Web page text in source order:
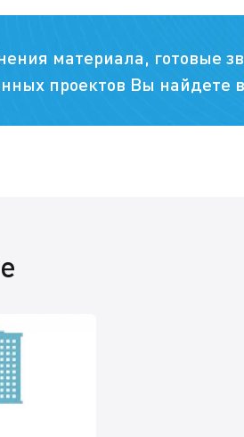
материала, готовые
проектов Вы найдете